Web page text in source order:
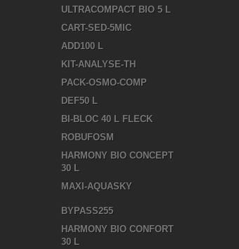
ULTRACOMPACT BIO 5 L
CART-SED-5MIC
ADD100 L
KIT-ANALYSE-TH
PACK-OSMO-COMP
DEF50 L
BI-BLOC 40 L FLECK
ROBUFOSM
HARMONY BIO CONCEPT
30 L
MAXI-AQUASKY
BYPASS255
HARMONY BIO CONFORT
30 L